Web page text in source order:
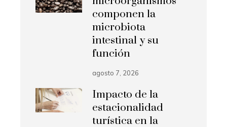
componen la
microbiota
intestinal y su
función
agosto 7, 2026
Impacto de la
estacionalidad
turística en la